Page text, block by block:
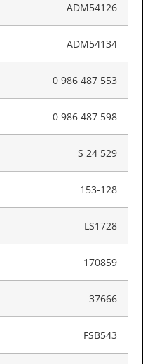
ADM54126
ADM54134
0 986 487 553
0 986 487 598
S 24 529
153-128
LS1728
170859
37666
FSB543